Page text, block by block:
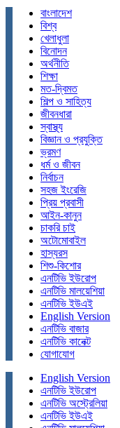
বাংলাদেশ
বিশ্ব
খেলাধুলা
বিনোদন
অর্থনীতি
শিক্ষা
মত-দ্বিমত
শিল্প ও সাহিত্য
জীবনধারা
স্বাস্থ্য
বিজ্ঞান ও প্রযুক্তি
ভ্রমণ
ধর্ম ও জীবন
নির্বাচন
সহজ ইংরেজি
প্রিয় প্রবাসী
আইন-কানুন
চাকরি চাই
অটোমোবাইল
হাস্যরস
শিশু-কিশোর
এনটিভি ইউরোপ
এনটিভি মালয়েশিয়া
এনটিভি ইউএই
English Version
এনটিভি বাজার
এনটিভি কানেক্ট
যোগাযোগ
English Version
এনটিভি ইউরোপ
এনটিভি অস্ট্রেলিয়া
এনটিভি ইউএই